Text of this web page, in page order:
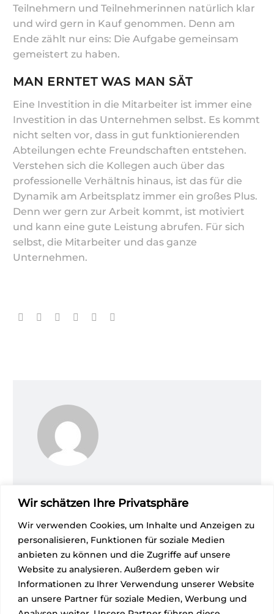
Wir schätzen Ihre Privatsphäre
Wir verwenden Cookies, um Inhalte und Anzeigen zu
personalisieren, Funktionen für soziale Medien
anbieten zu können und die Zugriffe auf unsere
Website zu analysieren. Außerdem geben wir
Informationen zu Ihrer Verwendung unserer Website
an unsere Partner für soziale Medien, Werbung und
Teilnehmern und Teilnehmerinnen natürlich klar
und wird gern in Kauf genommen. Denn am
Ende zählt nur eins: Die Aufgabe gemeinsam
gemeistert zu haben.
MAN ERNTET WAS MAN SÄT
Eine Investition in die Mitarbeiter ist immer eine
Investition in das Unternehmen selbst. Es kommt
nicht selten vor, dass in gut funktionierenden
Abteilungen echte Freundschaften entstehen.
Verstehen sich die Kollegen auch über das
professionelle Verhältnis hinaus, ist das für die
Dynamik am Arbeitsplatz immer ein großes Plus.
Denn wer gern zur Arbeit kommt, ist motiviert
und kann eine gute Leistung abrufen. Für sich
selbst, die Mitarbeiter und das ganze
Unternehmen.
ABOUT AUTHOR
More posts by Gabel Security GmbH